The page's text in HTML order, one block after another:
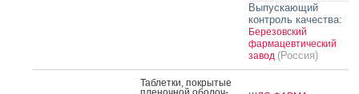
Выпускающий
контроль качества:
Березовский
фармацевтический
завод (Россия)
Таб­летки, пок­ры­тые